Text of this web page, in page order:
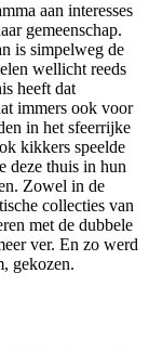
aan interesses
gemeenschap.
is simpelweg de
wellicht reeds
heeft dat
immers ook voor
in het sfeerrijke
kikkers speelde
deze thuis in hun
Zowel in de
collecties van
met de dubbele
ver. En zo werd
gekozen.